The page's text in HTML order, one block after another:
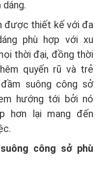
được thiết kế với đa
phù hợp với xu
thời đại, đồng thời
quyến rũ và trẻ
suông công sở
hướng tới bởi nó
hơn lại mang đến
công sở phù